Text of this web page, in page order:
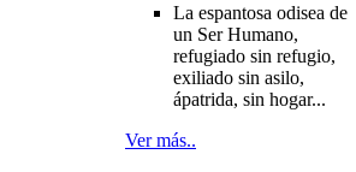
La espantosa odisea de
un Ser Humano,
refugiado sin refugio,
exiliado sin asilo,
ápatrida, sin hogar...
Ver más..